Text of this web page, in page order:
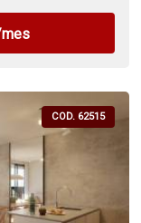
COD. 62515